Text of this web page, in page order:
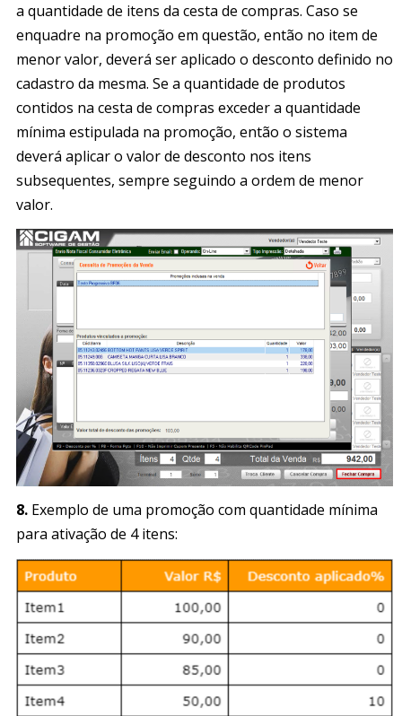
a quantidade de itens da cesta de compras. Caso se
enquadre na promoção em questão, então no item de
menor valor, deverá ser aplicado o desconto definido no
cadastro da mesma. Se a quantidade de produtos
contidos na cesta de compras exceder a quantidade
mínima estipulada na promoção, então o sistema
deverá aplicar o valor de desconto nos itens
subsequentes, sempre seguindo a ordem de menor
valor.
8. Exemplo de uma promoção com quantidade mínima
para ativação de 4 itens: